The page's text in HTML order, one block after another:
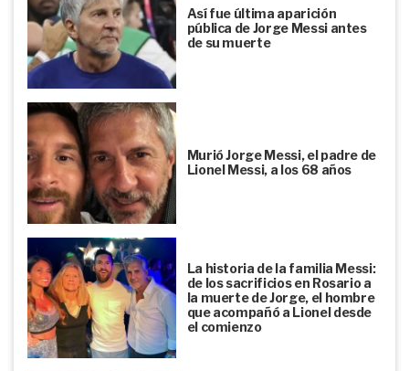
Así fue última aparición
pública de Jorge Messi antes
de su muerte
Murió Jorge Messi, el padre de
Lionel Messi, a los 68 años
La historia de la familia Messi:
de los sacrificios en Rosario a
la muerte de Jorge, el hombre
que acompañó a Lionel desde
el comienzo